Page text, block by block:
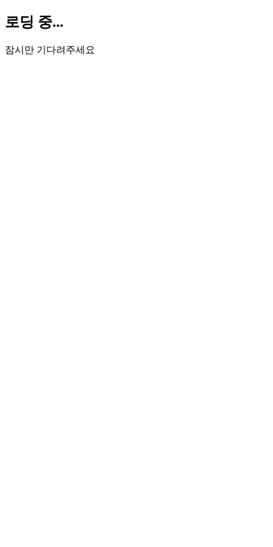
로딩 중...
잠시만 기다려주세요